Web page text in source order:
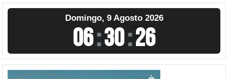
Domingo, 9 Agosto 2026
06:30:27